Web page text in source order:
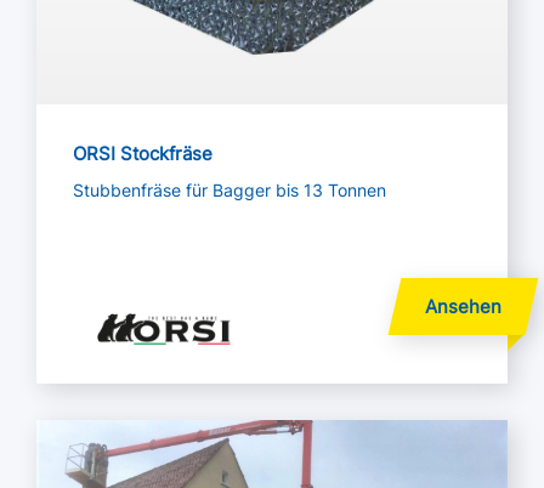
ORSI Stockfräse
Stubbenfräse für Bagger bis 13 Tonnen